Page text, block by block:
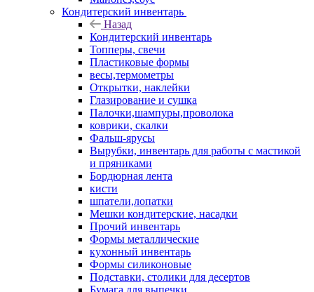
Кондитерский инвентарь
Назад
Кондитерский инвентарь
Топперы, свечи
Пластиковые формы
весы,термометры
Открытки, наклейки
Глазирование и сушка
Палочки,шампуры,проволока
коврики, скалки
Фальш-ярусы
Вырубки, инвентарь для работы с мастикой
и пряниками
Бордюрная лента
кисти
шпатели,лопатки
Мешки кондитерские, насадки
Прочий инвентарь
Формы металлические
кухонный инвентарь
Формы силиконовые
Подставки, столики для десертов
Бумага для выпечки